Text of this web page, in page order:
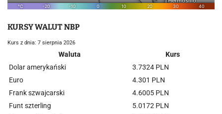
KURSY WALUT NBP
Kurs z dnia: 7 sierpnia 2026
Waluta
Kurs
Dolar amerykański
3.7324 PLN
Euro
4.301 PLN
Frank szwajcarski
4.6005 PLN
Funt szterling
5.0172 PLN